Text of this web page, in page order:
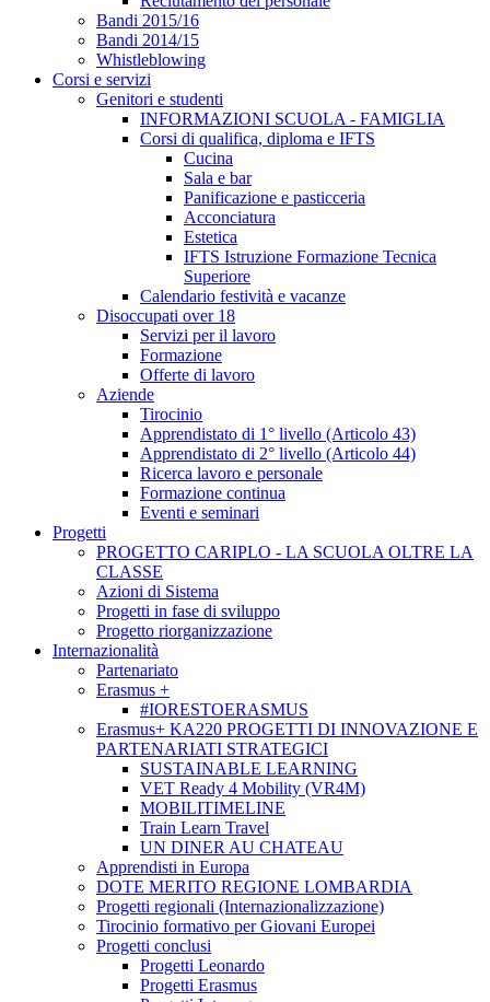
Bandi 2015/16
Bandi 2014/15
Whistleblowing
Corsi e servizi
Genitori e studenti
INFORMAZIONI SCUOLA - FAMIGLIA
Corsi di qualifica, diploma e IFTS
Cucina
Sala e bar
Panificazione e pasticceria
Acconciatura
Estetica
IFTS Istruzione Formazione Tecnica
Superiore
Calendario festività e vacanze
Disoccupati over 18
Servizi per il lavoro
Formazione
Offerte di lavoro
Aziende
Tirocinio
Apprendistato di 1° livello (Articolo 43)
Apprendistato di 2° livello (Articolo 44)
Ricerca lavoro e personale
Formazione continua
Eventi e seminari
Progetti
PROGETTO CARIPLO - LA SCUOLA OLTRE LA
CLASSE
Azioni di Sistema
Progetti in fase di sviluppo
Progetto riorganizzazione
Internazionalità
Partenariato
Erasmus +
#IORESTOERASMUS
Erasmus+ KA220 PROGETTI DI INNOVAZIONE E
PARTENARIATI STRATEGICI
SUSTAINABLE LEARNING
VET Ready 4 Mobility (VR4M)
MOBILITIMELINE
Train Learn Travel
UN DINER AU CHATEAU
Apprendisti in Europa
DOTE MERITO REGIONE LOMBARDIA
Progetti regionali (Internazionalizzazione)
Tirocinio formativo per Giovani Europei
Progetti conclusi
Progetti Leonardo
Progetti Erasmus